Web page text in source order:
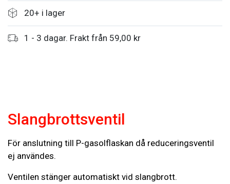
20+ i lager
1 - 3 dagar. Frakt från 59,00 kr
Slangbrottsventil
För anslutning till P-gasolflaskan då reduceringsventil
ej användes.
Ventilen stänger automatiskt vid slangbrott.